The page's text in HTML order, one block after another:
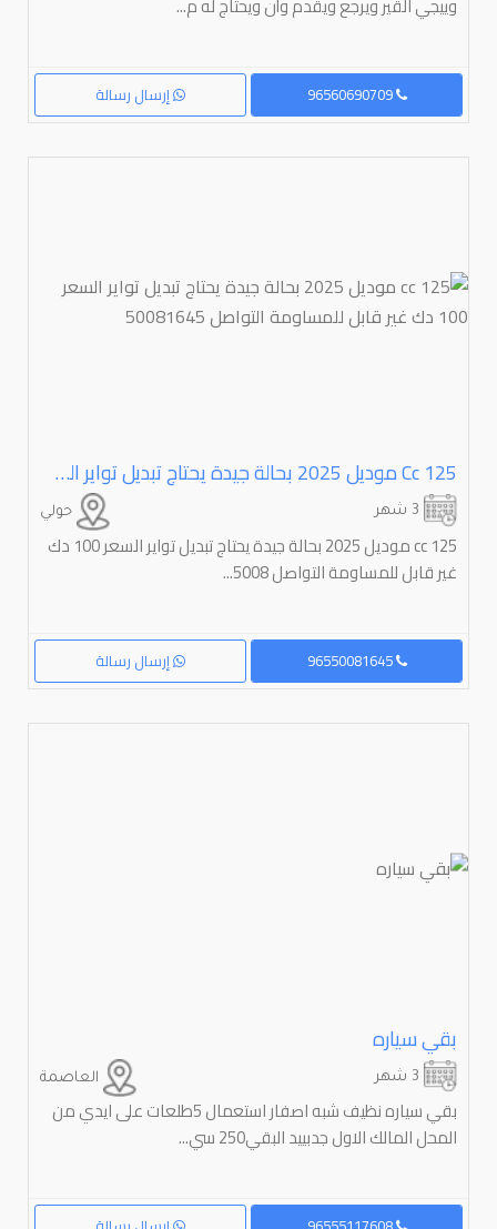
وييجي القير ويرجع ويقدم وأن ويحتاج له م...
إرسال رسالة 96560690709
125 Cc موديل 2025 بحالة جيدة يحتاج تبديل تواير السعر 100 دك غير قابل للمساومة التواصل 50081645
حولي
125 cc موديل 2025 بحالة جيدة يحتاج تبديل تواير السعر 100 دك
غير قابل للمساومة التواصل 5008...
إرسال رسالة 96550081645
بقي سياره
العاصمة
بقي سياره نظيف شبه اصفار استعمال 5طلعات على ايدي من
المحل المالك الاول جدبييد البقي250 سي...